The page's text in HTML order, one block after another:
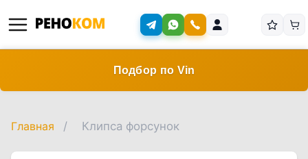
Подбор по Vin
Главная / Клипса форсунок